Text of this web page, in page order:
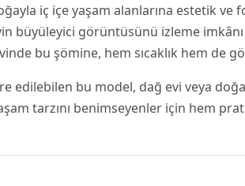
iç içe yaşam alanlarına estetik
büyüleyici görüntüsünü izleme
bu şömine, hem sıcaklık hem de
edilebilen bu model, dağ evi veya
tarzını benimseyenler için hem